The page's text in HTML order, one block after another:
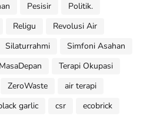
Pesisir
Politik.
Religu
Revolusi Air
Silaturrahmi
Simfoni Asahan
Terapi Okupasi
ZeroWaste
air terapi
garlic csr
ecobrick